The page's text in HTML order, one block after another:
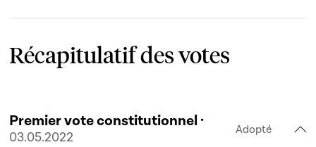
Récapitulatif des votes
Premier vote constitutionnel ·
03.05.2022
Adopté